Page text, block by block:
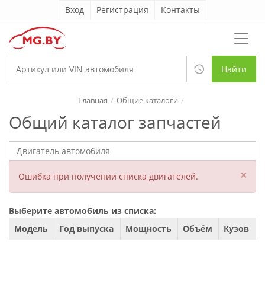
Вход Регистрация Контакты
Найти
Общий каталог запчастей
Главная Общие каталоги
Ошибка при получении списка двигателей. ×
Выберите автомобиль из списка:
Модель
Год выпуска Мощность Объём Кузов